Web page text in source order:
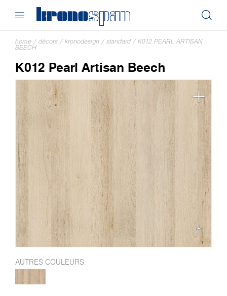
home / décors / kronodesign / standard / K012 PEARL ARTISAN
BEECH
K012 Pearl Artisan Beech
AUTRES COULEURS: